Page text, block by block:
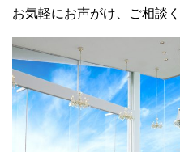
お気軽にお声がけ、ご相談く